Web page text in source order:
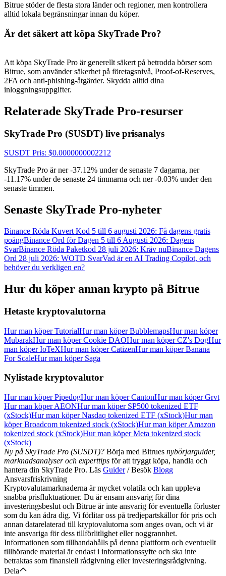
USDT New User Exclusive 10% APR
USDT Flexible Staking | Daily Rewards
BTC New User Exclusive: 6.5% APR
BTC Flexible Staking | Daily Rewards
Fler evenemang
Logga inBli Medlem
Bitrue stöder de flesta stora länder och regioner, men kontrollera
alltid lokala begränsningar innan du köper.
Är det säkert att köpa SkyTrade Pro?
Att köpa SkyTrade Pro är generellt säkert på betrodda börser som
Bitrue, som använder säkerhet på företagsnivå, Proof-of-Reserves,
2FA och anti-phishing-åtgärder. Skydda alltid dina
inloggningsuppgifter.
Relaterade SkyTrade Pro-resurser
SkyTrade Pro (SUSDT) live prisanalys
SUSDT Pris: $0.0000000002212
SkyTrade Pro är ner -37.12% under de senaste 7 dagarna, ner
-11.17% under de senaste 24 timmarna och ner -0.03% under den
senaste timmen.
Senaste SkyTrade Pro-nyheter
Binance Röda Kuvert Kod 5 till 6 augusti 2026: Få dagens gratis
poängBinance Ord för Dagen 5 till 6 Augusti 2026: Dagens
SvarBinance Röda Paketkod 28 juli 2026: Kräv nuBinance Dagens
Ord 28 juli 2026: WOTD SvarVad är en AI Trading Copilot, och
behöver du verkligen en?
Hur du köper annan krypto på Bitrue
Hetaste kryptovalutorna
Hur man köper TutorialHur man köper BubblemapsHur man köper
MubarakHur man köper Cookie DAOHur man köper CZ's DogHur
man köper IoTeXHur man köper CatizenHur man köper Banana
For ScaleHur man köper Saga
Nylistade kryptovalutor
Hur man köper PipedogHur man köper CantonHur man köper Grvt
Hur man köper AEONHur man köper SP500 tokenized ETF
(xStock)Hur man köper Nasdaq tokenized ETF (xStock)Hur man
köper Broadcom tokenized stock (xStock)Hur man köper Amazon
tokenized stock (xStock)Hur man köper Meta tokenized stock
(xStock)
Ny på SkyTrade Pro (SUSDT)? Börja med Bitrues nybörjarguider,
marknadsanalyser och experttips för att tryggt köpa, handla och
hantera din SkyTrade Pro. Läs Guider/ Besök Blogg
Ansvarsfriskrivning
Kryptovalutamarknaderna är mycket volatila och kan uppleva
snabba prisfluktuationer. Du är ensam ansvarig för dina
investeringsbeslut och Bitrue är inte ansvarig för eventuella förluster
som du kan ådra dig. Vi förlitar oss på tredjepartskällor för pris och
annan datarelaterad till kryptovalutorna som anges ovan, och vi är
inte ansvariga för dess tillförlitlighet eller noggrannhet.
Informationen som tillhandahålls på denna plattform och eventuellt
tillhörande material är endast i informationssyfte och ska inte
betraktas som finansiell rådgivning eller investeringsrådgivning.
Dela